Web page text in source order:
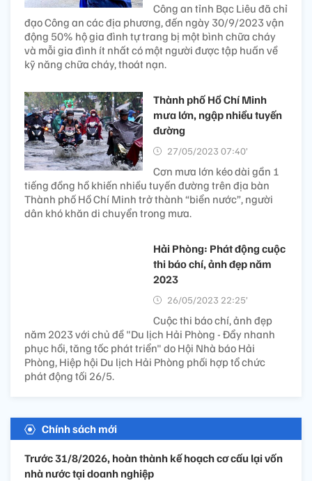
Công an tỉnh Bạc Liêu đã chỉ
đạo Công an các địa phương, đến ngày 30/9/2023 vận
động 50% hộ gia đình tự trang bị một bình chữa cháy
và mỗi gia đình ít nhất có một người được tập huấn về
kỹ năng chữa cháy, thoát nạn.
Thành phố Hồ Chí Minh
mưa lớn, ngập nhiều tuyến
đường
27/05/2023 07:40’
Cơn mưa lớn kéo dài gần 1
tiếng đồng hồ khiến nhiều tuyến đường trên địa bàn
Thành phố Hồ Chí Minh trở thành “biển nước”, người
dân khó khăn di chuyển trong mưa.
Hải Phòng: Phát động cuộc
thi báo chí, ảnh đẹp năm
2023
26/05/2023 22:25’
Cuộc thi báo chí, ảnh đẹp
năm 2023 với chủ đề "Du lịch Hải Phòng - Đẩy nhanh
phục hồi, tăng tốc phát triển" do Hội Nhà báo Hải
Phòng, Hiệp hội Du lịch Hải Phòng phối hợp tổ chức
phát động tối 26/5.
Chính sách mới
Trước 31/8/2026, hoàn thành kế hoạch cơ cấu lại vốn
nhà nước tại doanh nghiệp